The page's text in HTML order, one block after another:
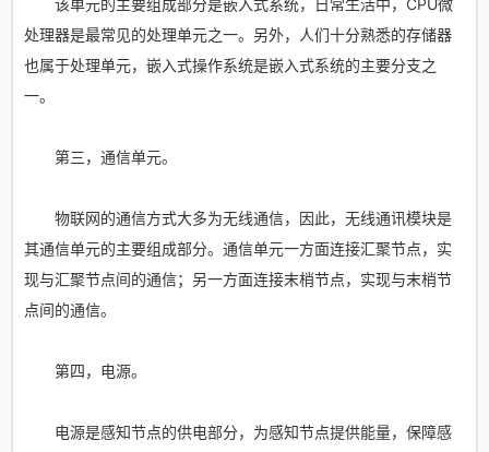
该单元的主要组成部分是嵌入式系统，日常生活中，CPU微
处理器是最常见的处理单元之一。另外，人们十分熟悉的存储器
也属于处理单元，嵌入式操作系统是嵌入式系统的主要分支之
一。
第三，通信单元。
物联网的通信方式大多为无线通信，因此，无线通讯模块是
其通信单元的主要组成部分。通信单元一方面连接汇聚节点，实
现与汇聚节点间的通信；另一方面连接末梢节点，实现与末梢节
点间的通信。
第四，电源。
电源是感知节点的供电部分，为感知节点提供能量，保障感